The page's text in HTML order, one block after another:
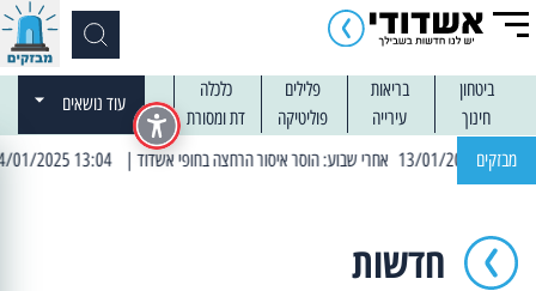
ביטחון בריאות פלילים
כלכלה
חינוך
עירייה פוליטיקה דת ומסורת
עוד נושאים
מבזקים | 13:04 14/01/2025 עובדים בלילות: עבודות קרצוף וריבוד אספלט
חדשות